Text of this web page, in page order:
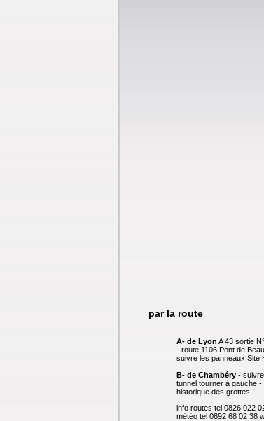
par la route
A- de Lyon A 43 sortie
- route 1106 Pont de
suivre les panneaux Site
B- de Chambéry -
tunnel tourner à gauche
historique des grottes
info routes tel 0826 022
météo tel 0892 68 02 38